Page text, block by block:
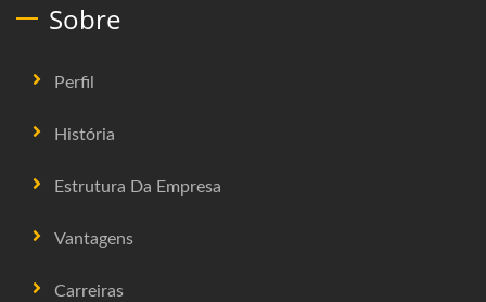
Sobre
Perfil
História
Estrutura Da Empresa
Vantagens
Carreiras